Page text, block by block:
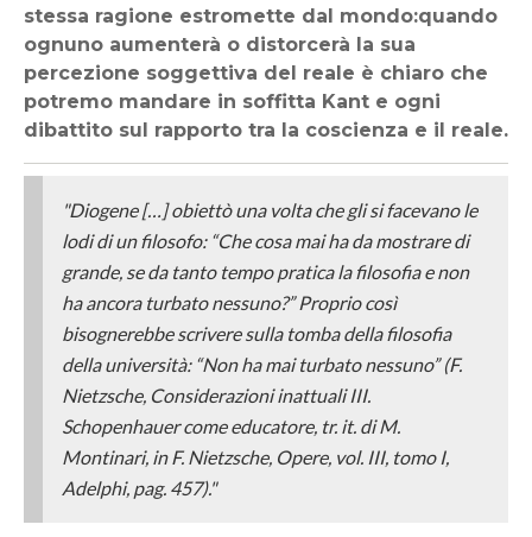
stessa ragione estromette dal mondo:quando
ognuno aumenterà o distorcerà la sua
percezione soggettiva del reale è chiaro che
potremo mandare in soffitta Kant e ogni
dibattito sul rapporto tra la coscienza e il reale.
"Diogene […] obiettò una volta che gli si facevano le
lodi di un filosofo: “Che cosa mai ha da mostrare di
grande, se da tanto tempo pratica la filosofia e non
ha ancora turbato nessuno?” Proprio così
bisognerebbe scrivere sulla tomba della filosofia
della università: “Non ha maiturbatonessuno” (F.
Nietzsche, Considerazioni inattuali III.
Schopenhauer come educatore, tr. it. di M.
Montinari, in F. Nietzsche, Opere, vol. III, tomo I,
Adelphi, pag. 457)."